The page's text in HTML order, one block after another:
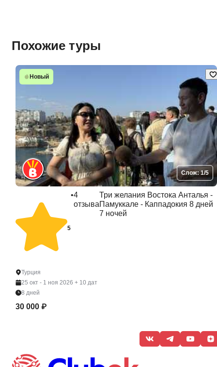
Похожие туры
Новый
Слож: 1/5
5
•4
отзыва
Три желания Востока Анталья -
Памуккале - Каппадокия 8 дней
7 ночей
Турция
25 окт - 1 ноя 2026 + 10 дат
8 дней
30 000 ₽